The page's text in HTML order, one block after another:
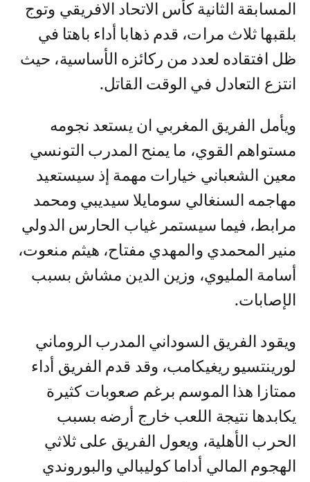
المسابقة الثانية كأس الاتحاد الافريقي وتوج
بلقبها ثلاث مرات، قدم ذهابا أداء باهتا في
ظل افتقاده لعدد من ركائزه الأساسية، حيث
انتزع التعادل في الوقت القاتل.
ويأمل الفريق المغربي ان يستعد نجومه
مستواهم القوي، ما يمنح المدرب التونسي
معين الشعباني خيارات مهمة إذ سيستعيد
مهاجمه السنغالي سومايلا سيديبي ومحمد
مرابط، فيما سيستمر غياب الحارس الدولي
منير المحمدي والمهدي مفتاح، هيثم منعوت،
أسامة المليوي، وزين الدين مشاش بسبب
الإصابات.
ويقود الفريق السوداني المدرب الروماني
لورينتسيو ريغيكامب، وقد قدم الفريق أداء
ممتازا هذا الموسم برغم صعوبات كثيرة
يكابدها نتيجة اللعب خارج أرضه بسبب
الحرب الأهلية، ويعول الفريق على ثلاثي
الهجوم المالي أداما كوليبالي والبوروندي